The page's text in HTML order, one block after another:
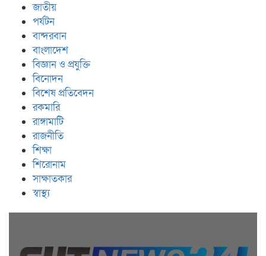
জাতীয়
পর্যটন
বান্দরবান
বাংলাদেশ
বিজ্ঞান ও প্রযুক্তি
বিনোদন
বিশেষ প্রতিবেদন
রকমারি
রাঙ্গামাটি
রাজনীতি
শিক্ষা
শিরোনাম
সাক্ষাতকার
স্বাস্থ্য